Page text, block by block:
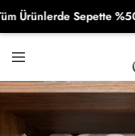
Sepette %50